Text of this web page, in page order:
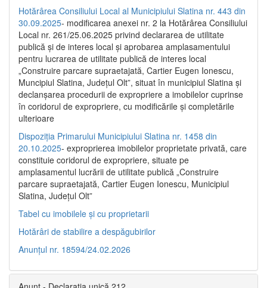
Hotărârea Consiliului Local al Municipiului Slatina nr. 443 din
30.09.2025- modificarea anexei nr. 2 la Hotărârea Consiliului
Local nr. 261/25.06.2025 privind declararea de utilitate
publică şi de interes local şi aprobarea amplasamentului
pentru lucrarea de utilitate publică de interes local
„Construire parcare supraetajată, Cartier Eugen Ionescu,
Muncipiul Slatina, Judeţul Olt”, situat în municipiul Slatina şi
declanşarea procedurii de expropriere a imobilelor cuprinse
în coridorul de expropriere, cu modificările şi completările
ulterioare
Dispoziția Primarului Municipiului Slatina nr. 1458 din
20.10.2025- exproprierea imobilelor proprietate privată, care
constituie coridorul de expropriere, situate pe
amplasamentul lucrării de utilitate publică „Construire
parcare supraetajată, Cartier Eugen Ionescu, Municipiul
Slatina, Județul Olt”
Tabel cu imobilele și cu proprietarii
Hotărâri de stabilire a despăgubirilor
Anunțul nr. 18594/24.02.2026